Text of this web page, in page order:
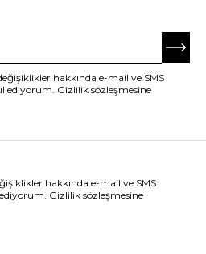
hakkında e-mail ve SMS
ediyorum. Gizlilik sözleşmesine
hakkında e-mail ve SMS
Gizlilik sözleşmesine